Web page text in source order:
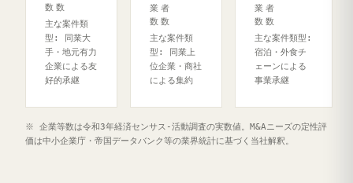
数 数
主な案件類
型: 同業大
手・地元有力
企業による友
好的承継
業
数
者
数
主な案件類
型: 同業上
位企業・商社
による集約
業
数
者
数
主な案件類型:
宿泊・外食チ
ェーンによる
事業承継
※ 企業等数は令和3年経済センサス‐活動調査の実数値。M&Aニーズの定性評
価は中小企業庁・帝国データバンク等の業界統計に基づく当社解釈。